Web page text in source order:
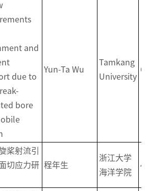
and
due to
bore
Yun-Ta Wu
Tamkang
University
6
桨射流引
切应力研 程年生
浙江大学
海洋学院
4